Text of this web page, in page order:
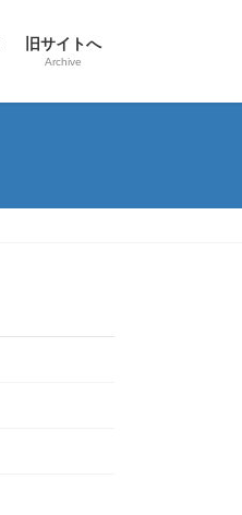
旧サイトへ
Archive